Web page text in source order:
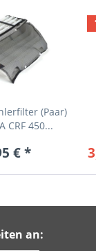
(Paar)
CRF 450...
€ *
an: